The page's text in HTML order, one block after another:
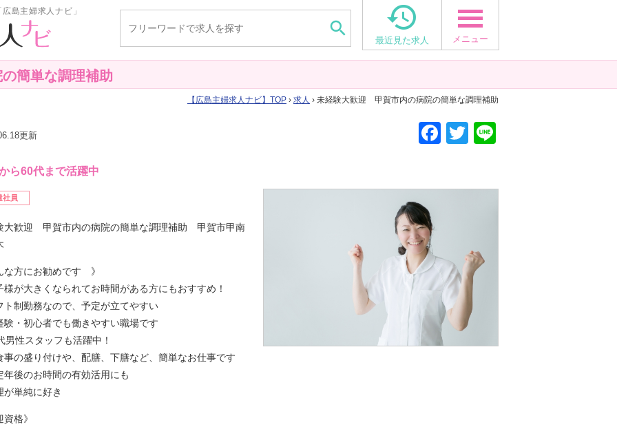
島主婦求人ナビ」
 
最近見た求人 メニュー
簡単な調理補助
広島主婦求人ナビ TOP › 求人 › 未経験大歓迎 甲賀市内の病院の簡単な調理補助
更新
ら60代まで活躍中
社員
F
o
k
T
大歓迎 甲賀市内の病院の簡単な調理補助 甲賀市甲南
な方にお勧めです 》
様が大きくなられてお時間がある方にもおすすめ！
ト制勤務なので、予定が立てやすい
験・初心者でも働きやすい職場です
男性スタッフも活躍中！
事の盛り付けや、配膳、下膳など、簡単なお仕事です
年後のお時間の有効活用にも
が単純に好き
格》